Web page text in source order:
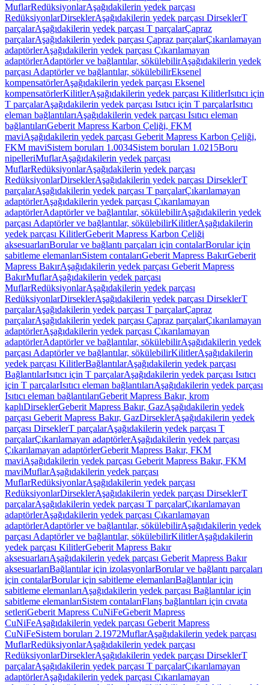
MuflarRedüksiyonlarAşağıdakilerin yedek parçası
RedüksiyonlarDirseklerAşağıdakilerin yedek parçası DirseklerT
parçalarAşağıdakilerin yedek parçası T parçalarÇapraz
parçalarAşağıdakilerin yedek parçası Çapraz parçalarÇıkarılamayan
adaptörlerAşağıdakilerin yedek parçası Çıkarılamayan
adaptörlerAdaptörler ve bağlantılar, sökülebilirAşağıdakilerin yedek
parçası Adaptörler ve bağlantılar, sökülebilirEksenel
kompensatörlerAşağıdakilerin yedek parçası Eksenel
kompensatörlerKilitlerAşağıdakilerin yedek parçası KilitlerIsıtıcı için
T parçalarAşağıdakilerin yedek parçası Isıtıcı için T parçalarIsıtıcı
eleman bağlantılarıAşağıdakilerin yedek parçası Isıtıcı eleman
bağlantılarıGeberit Mapress Karbon Çeliği, FKM
maviAşağıdakilerin yedek parçası Geberit Mapress Karbon Çeliği,
FKM maviSistem boruları 1.0034Sistem boruları 1.0215Boru
nipelleriMuflarAşağıdakilerin yedek parçası
MuflarRedüksiyonlarAşağıdakilerin yedek parçası
RedüksiyonlarDirseklerAşağıdakilerin yedek parçası DirseklerT
parçalarAşağıdakilerin yedek parçası T parçalarÇıkarılamayan
adaptörlerAşağıdakilerin yedek parçası Çıkarılamayan
adaptörlerAdaptörler ve bağlantılar, sökülebilirAşağıdakilerin yedek
parçası Adaptörler ve bağlantılar, sökülebilirKilitlerAşağıdakilerin
yedek parçası KilitlerGeberit Mapress Karbon Çeliği
aksesuarlarıBorular ve bağlantı parçaları için contalarBorular için
sabitleme elemanlarıSistem contalarıGeberit Mapress BakırGeberit
Mapress BakırAşağıdakilerin yedek parçası Geberit Mapress
BakırMuflarAşağıdakilerin yedek parçası
MuflarRedüksiyonlarAşağıdakilerin yedek parçası
RedüksiyonlarDirseklerAşağıdakilerin yedek parçası DirseklerT
parçalarAşağıdakilerin yedek parçası T parçalarÇapraz
parçalarAşağıdakilerin yedek parçası Çapraz parçalarÇıkarılamayan
adaptörlerAşağıdakilerin yedek parçası Çıkarılamayan
adaptörlerAdaptörler ve bağlantılar, sökülebilirAşağıdakilerin yedek
parçası Adaptörler ve bağlantılar, sökülebilirKilitlerAşağıdakilerin
yedek parçası KilitlerBağlantılarAşağıdakilerin yedek parçası
BağlantılarIsıtıcı için T parçalarAşağıdakilerin yedek parçası Isıtıcı
için T parçalarIsıtıcı eleman bağlantılarıAşağıdakilerin yedek parçası
Isıtıcı eleman bağlantılarıGeberit Mapress Bakır, krom
kaplıDirseklerGeberit Mapress Bakır, GazAşağıdakilerin yedek
parçası Geberit Mapress Bakır, GazDirseklerAşağıdakilerin yedek
parçası DirseklerT parçalarAşağıdakilerin yedek parçası T
parçalarÇıkarılamayan adaptörlerAşağıdakilerin yedek parçası
Çıkarılamayan adaptörlerGeberit Mapress Bakır, FKM
maviAşağıdakilerin yedek parçası Geberit Mapress Bakır, FKM
maviMuflarAşağıdakilerin yedek parçası
MuflarRedüksiyonlarAşağıdakilerin yedek parçası
RedüksiyonlarDirseklerAşağıdakilerin yedek parçası DirseklerT
parçalarAşağıdakilerin yedek parçası T parçalarÇıkarılamayan
adaptörlerAşağıdakilerin yedek parçası Çıkarılamayan
adaptörlerAdaptörler ve bağlantılar, sökülebilirAşağıdakilerin yedek
parçası Adaptörler ve bağlantılar, sökülebilirKilitlerAşağıdakilerin
yedek parçası KilitlerGeberit Mapress Bakır
aksesuarlarıAşağıdakilerin yedek parçası Geberit Mapress Bakır
aksesuarlarıBağlantılar için izolasyonlarBorular ve bağlantı parçaları
için contalarBorular için sabitleme elemanlarıBağlantılar için
sabitleme elemanlarıAşağıdakilerin yedek parçası Bağlantılar için
sabitleme elemanlarıSistem contalarıFlanş bağlantıları için cıvata
setleriGeberit Mapress CuNiFeGeberit Mapress
CuNiFeAşağıdakilerin yedek parçası Geberit Mapress
CuNiFeSistem boruları 2.1972MuflarAşağıdakilerin yedek parçası
MuflarRedüksiyonlarAşağıdakilerin yedek parçası
RedüksiyonlarDirseklerAşağıdakilerin yedek parçası DirseklerT
parçalarAşağıdakilerin yedek parçası T parçalarÇıkarılamayan
adaptörlerAşağıdakilerin yedek parçası Çıkarılamayan